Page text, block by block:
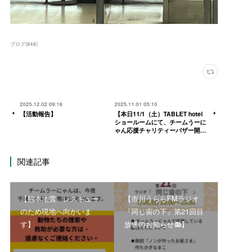
ブログ(848)
2025.12.02 09:16
【活動報告】
2025.11.01 05:10
【本日11/1（土）TABLET hotel
ショールームにて、チームうーに
ゃん応援チャリティーバザー開…
関連記事
【熊本地震、レスキュー
のため現地へ向かいま
す】
【市川うららFMラジオ
『同じ宙の下』第21回目
放送のお知らせ📻】